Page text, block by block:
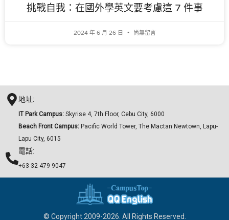
挑戰自我：在國外學英文要考慮這 7 件事
2024 年 6 月 26 日 尚無留言
地址:
IT Park Campus: Skyrise 4, 7th Floor, Cebu City, 6000
Beach Front Campus: Pacific World Tower, The Mactan Newtown, Lapu-
Lapu City, 6015
電話:
+63 32 479 9047
© Copyright 2009-2026. All Rights Reserved.